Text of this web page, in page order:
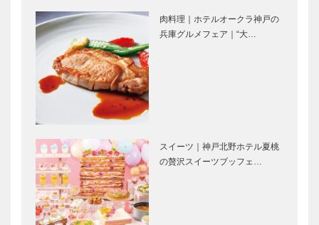
肉料理｜ホテルオークラ神戸の
兵庫グルメフェア｜“大…
スイーツ｜神戸北野ホテル夏桃
の贅沢スイーツブッフェ…